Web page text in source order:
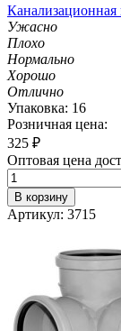
Ужасно
Плохо
Нормально
Хорошо
Отлично
Упаковка: 16
Розничная цена:
325 ₽
Оптовая цена
В корзину
Артикул: 3715